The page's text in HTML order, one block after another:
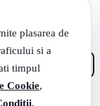
plasarea de
si a
timpul
Cookie,
.